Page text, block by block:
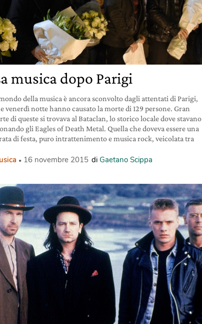
musica dopo Parigi
della musica è ancora sconvolto dagli attentati di Parigi,
venerdì notte hanno causato la morte di 129 persone. Gran
di queste si trovava al Bataclan, lo storico locale dove stavano
gli Eagles of Death Metal. Quella che doveva essere una
di festa, puro intrattenimento e musica rock, veicolata tra
16 novembre 2015 di Gaetano Scippa